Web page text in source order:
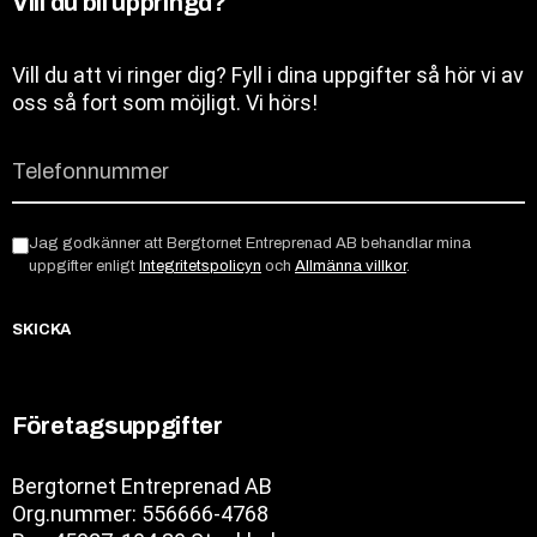
Vill du att vi ringer dig? Fyll i dina uppgifter så hör vi av
oss så fort som möjligt. Vi hörs!
Jag godkänner att Bergtornet Entreprenad AB behandlar mina
uppgifter enligt Integritetspolicyn och Allmänna villkor.
SKICKA
Företagsuppgifter
Bergtornet Entreprenad AB
Org.nummer: 556666-4768